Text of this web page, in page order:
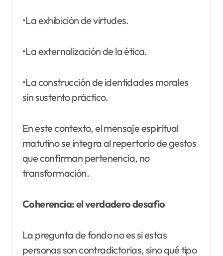
•La exhibición de virtudes.
•La externalización de la ética.
•La construcción de identidades morales
sin sustento práctico.
En este contexto, el mensaje espiritual
matutino se integra al repertorio de gestos
que confirman pertenencia, no
transformación.
Coherencia: el verdadero desafío
La pregunta de fondo no es si estas
personas son contradictorias, sino qué tipo